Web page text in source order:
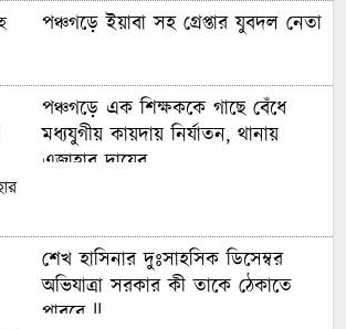
পঞ্চগড়ে ইয়াবা সহ গ্রেপ্তার যুবদল নেতা
পঞ্চগড়ে এক শিক্ষককে গাছে বেঁধে
মধ্যযুগীয় কায়দায় নির্যাতন, থানায়
এজাহার দায়ের
শেখ হাসিনার দুঃসাহসিক ডিসেম্বর
অভিযাত্রা সরকার কী তাকে ঠেকাতে
পারবে ||